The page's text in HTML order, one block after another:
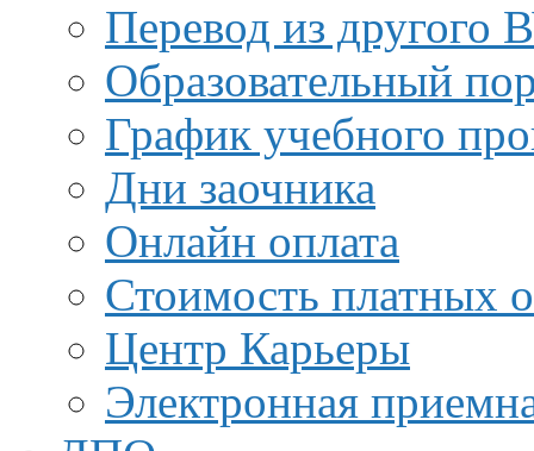
Перевод из другого
Образовательный
График учебного
Дни заочника
Онлайн оплата
Стоимость платных
Центр Карьеры
Электронная